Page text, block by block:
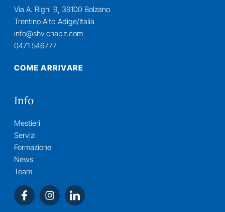
Via A. Righi 9, 39100 Bolzano
Trentino Alto Adige/Italia
info@shv.cnabz.com
0471 546777
COME ARRIVARE
Info
Mestieri
Servizi
Formazione
News
Team